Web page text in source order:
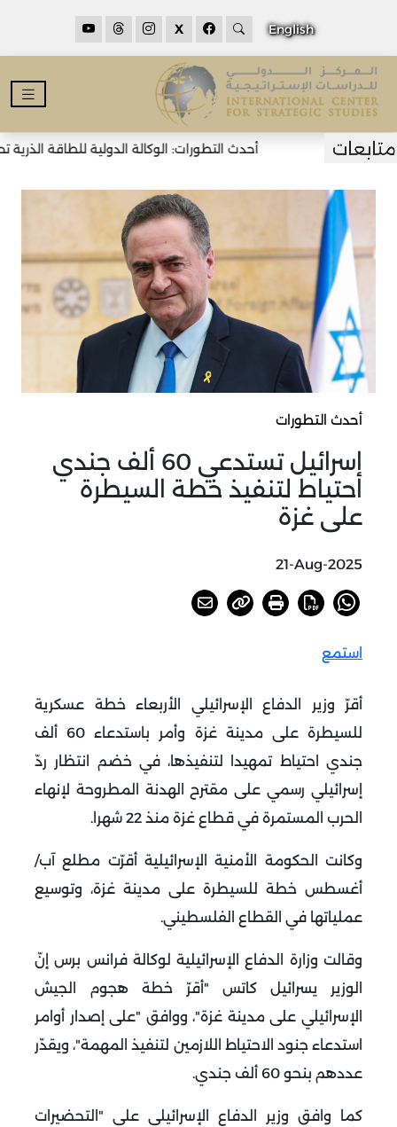
English
X
أحدث التطورات: الوكالة الدولية للطاقة الذرية
أحدث التطورات
إسرائيل تستدعي 60 ألف جندي
احتياط لتنفيذ خطة السيطرة
على غزة
21-Aug-2025
استمع
أقرّ وزير الدفاع الإسرائيلي الأربعاء خطة عسكرية
للسيطرة على مدينة غزة وأمر باستدعاء 60 ألف
جندي احتياط تمهيدا لتنفيذها، في خضم انتظار ردّ
إسرائيلي رسمي على مقترح الهدنة المطروحة لإنهاء
الحرب المستمرة في قطاع غزة منذ 22 شهرا
.
وكانت الحكومة الأمنية الإسرائيلية أقرّت مطلع آب/
أغسطس خطة للسيطرة على مدينة غزة، وتوسيع
عملياتها في القطاع الفلسطيني.
وقالت وزارة الدفاع الإسرائيلية لوكالة فرانس برس إنّ
الوزير يسرائيل كاتس "أقرّ خطة هجوم الجيش
الإسرائيلي على مدينة غزة"، ووافق "على إصدار أوامر
استدعاء جنود الاحتياط اللازمين لتنفيذ المهمة"، ويقدّر
عددهم بنحو 60 ألف جندي
.
كما وافق وزير الدفاع الإسرائيلي على "التحضيرات